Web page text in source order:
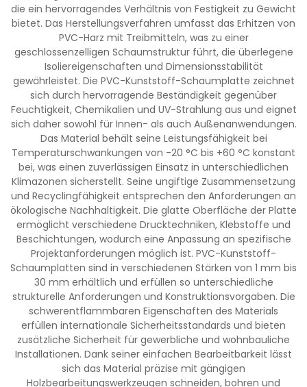
die ein hervorragendes Verhältnis von Festigkeit zu Gewicht
bietet. Das Herstellungsverfahren umfasst das Erhitzen von
PVC-Harz mit Treibmitteln, was zu einer
geschlossenzelligen Schaumstruktur führt, die überlegene
Isoliereigenschaften und Dimensionsstabilität
gewährleistet. Die PVC-Kunststoff-Schaumplatte zeichnet
sich durch hervorragende Beständigkeit gegenüber
Feuchtigkeit, Chemikalien und UV-Strahlung aus und eignet
sich daher sowohl für Innen- als auch Außenanwendungen.
Das Material behält seine Leistungsfähigkeit bei
Temperaturschwankungen von -20 °C bis +60 °C konstant
bei, was einen zuverlässigen Einsatz in unterschiedlichen
Klimazonen sicherstellt. Seine ungiftige Zusammensetzung
und Recyclingfähigkeit entsprechen den Anforderungen an
ökologische Nachhaltigkeit. Die glatte Oberfläche der Platte
ermöglicht verschiedene Drucktechniken, Klebstoffe und
Beschichtungen, wodurch eine Anpassung an spezifische
Projektanforderungen möglich ist. PVC-Kunststoff-
Schaumplatten sind in verschiedenen Stärken von 1 mm bis
30 mm erhältlich und erfüllen so unterschiedliche
strukturelle Anforderungen und Konstruktionsvorgaben. Die
schwerentflammbaren Eigenschaften des Materials
erfüllen internationale Sicherheitsstandards und bieten
zusätzliche Sicherheit für gewerbliche und wohnbauliche
Installationen. Dank seiner einfachen Bearbeitbarkeit lässt
sich das Material präzise mit gängigen
Holzbearbeitungswerkzeugen schneiden, bohren und